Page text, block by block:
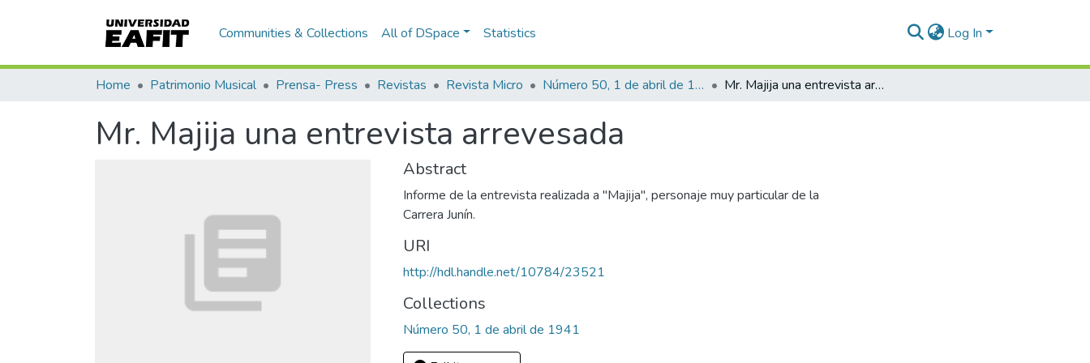
Communities & Collections All of DSpace Statistics Log In
Home Patrimonio Musical Prensa- Press Revistas Revista Micro Número 50, 1 de abril de 1941 Mr. Majija una entrevista arrevesada
Mr. Majija una entrevista arrevesada
Abstract
Informe de la entrevista realizada a "Majija", personaje muy particular de la
Carrera Junín.
URI
http://hdl.handle.net/10784/23521
Collections
Número 50, 1 de abril de 1941